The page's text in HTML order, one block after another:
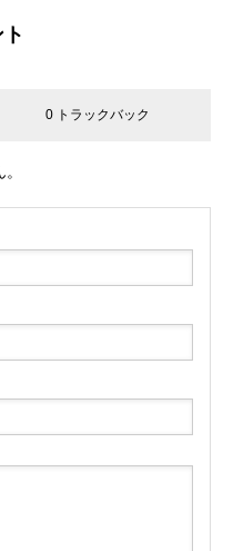
0 トラックバック